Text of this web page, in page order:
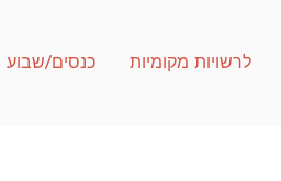
לרשויות מקומיות כנסים/שבוע